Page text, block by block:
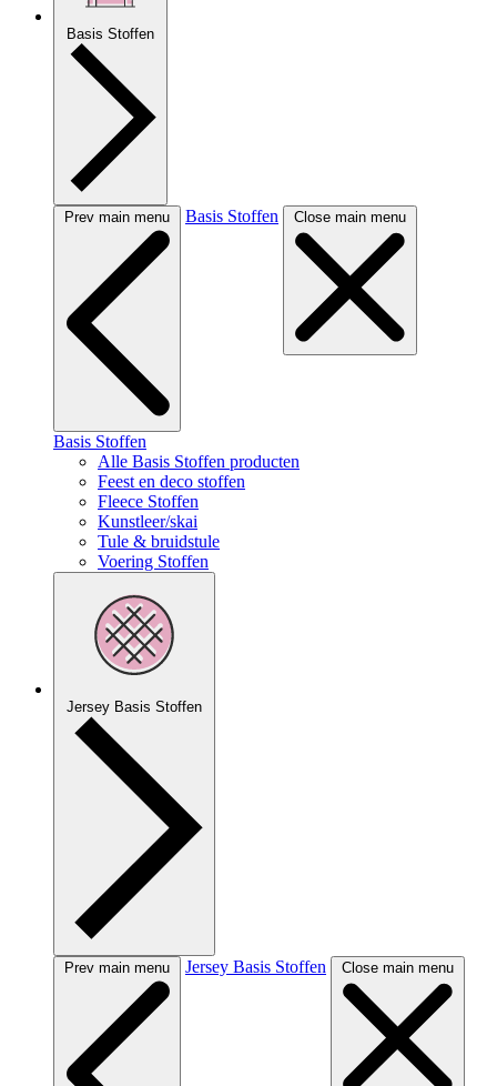
Basis Stoffen
Prev main menu Basis Stoffen Close main menu
Basis Stoffen
Alle Basis Stoffen producten
Feest en deco stoffen
Fleece Stoffen
Kunstleer/skai
Tule & bruidstule
Voering Stoffen
Jersey Basis Stoffen
Prev main menu Jersey Basis Stoffen Close main menu